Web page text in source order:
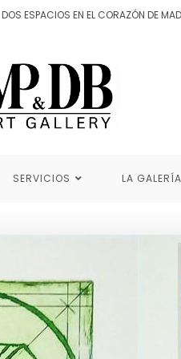
DOS ESPACIOS EN EL CORAZÓN DE
SERVICIOS LA GALERÍA